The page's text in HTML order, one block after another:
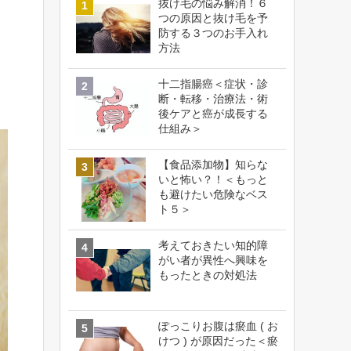
抜け毛の悩み解消！６
つの原因と抜け毛を予
防する３つのお手入れ
方法
十二指腸癌＜症状・診
断・転移・治療法・術
後ケアと癌が成長する
仕組み＞
【食品添加物】知らな
いと怖い？！＜もっと
も避けたい危険なベス
ト５＞
考えておきたい知的障
がい者が異性へ興味を
もったときの対処法
ぽっこりお腹は瘀血 ( お
けつ ) が原因だった＜瘀